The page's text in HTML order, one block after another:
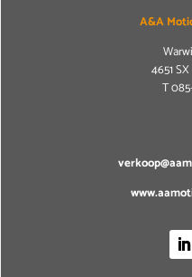
A&A
4651
T